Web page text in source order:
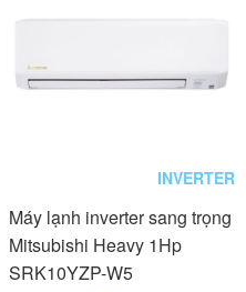
INVERTER
Máy lạnh inverter sang trọng
Mitsubishi Heavy 1Hp
SRK10YZP-W5